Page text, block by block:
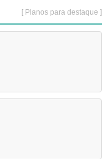
[ Planos para destaque ]